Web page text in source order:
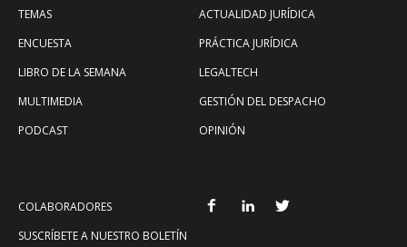
TEMAS
ENCUESTA
LIBRO DE LA SEMANA
MULTIMEDIA
PODCAST
ACTUALIDAD JURÍDICA
PRÁCTICA JURÍDICA
LEGALTECH
GESTIÓN DEL DESPACHO
OPINIÓN
COLABORADORES
SUSCRÍBETE A NUESTRO BOLETÍN